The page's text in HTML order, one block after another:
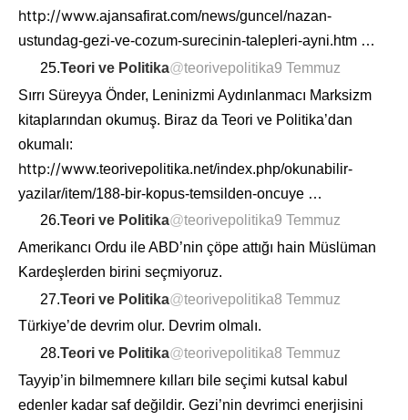
http://www.ajansafirat.com/news/guncel/nazan-
ustundag-gezi-ve-cozum-surecinin-talepleri-ayni.htm …
25.Teori ve Politika@teorivepolitika9 Temmuz
Sırrı Süreyya Önder, Leninizmi Aydınlanmacı Marksizm
kitaplarından okumuş. Biraz da Teori ve Politika’dan
okumalı:
http://www.teorivepolitika.net/index.php/okunabilir-
yazilar/item/188-bir-kopus-temsilden-oncuye …
26.Teori ve Politika@teorivepolitika9 Temmuz
Amerikancı Ordu ile ABD’nin çöpe attığı hain Müslüman
Kardeşlerden birini seçmiyoruz.
27.Teori ve Politika@teorivepolitika8 Temmuz
Türkiye’de devrim olur. Devrim olmalı.
28.Teori ve Politika@teorivepolitika8 Temmuz
Tayyip’in bilmemnere kılları bile seçimi kutsal kabul
edenler kadar saf değildir. Gezi’nin devrimci enerjisini